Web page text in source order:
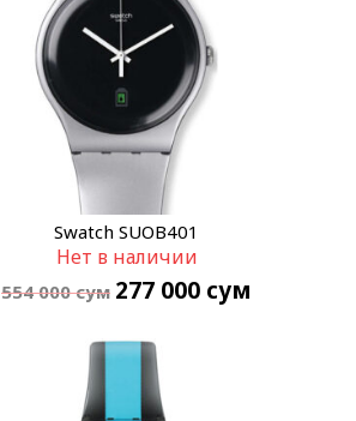
Swatch SUOB401
Нет в наличии
554 000сум 277 000 сум